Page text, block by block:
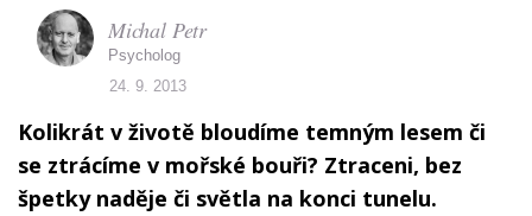
Kolikrát v životě bloudíme temným lesem či
se ztrácíme v mořské bouři? Ztraceni, bez
špetky naděje či světla na konci tunelu.
Michal Petr
Psycholog
24. 9. 2013